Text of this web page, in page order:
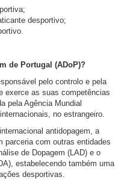
desportivo;
de Portugal (ADoP)?
pelo controlo e pela
exerce as suas competências
pela Agência Mundial
no estrangeiro.
antidopagem, a
parceria com outras entidades
de Dopagem (LAD) e o
estabelecendo também uma
desportivas.